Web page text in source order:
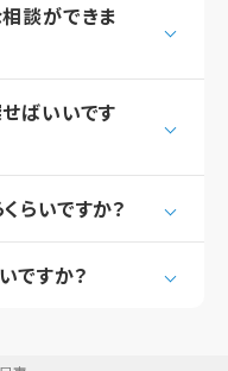
談ができま
ばいいです
らいですか？
ですか？